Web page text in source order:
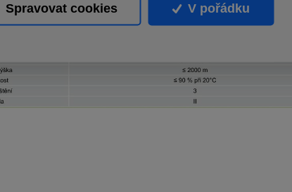
Spravovat cookies V pořádku